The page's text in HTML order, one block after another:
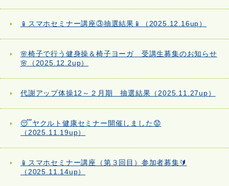
📱スマホセミナー講座③抽選結果📱（2025.12.16up）
🌸椅子で行う健身操＆椅子ヨーガ 受講生募集のお知らせ
🌸（2025.12.2up）
代謝アップ体操12～２月期 抽選結果（2025.11.27up）
😴ヤクルト健康セミナー開催しました😟
（2025.11.19up）
📱スマホセミナー講座（第３回目）参加者募集🔰
（2025.11.14up）